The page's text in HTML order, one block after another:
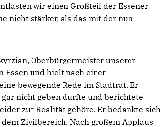
wir einen Großteil der Essener
nicht stärker, als das mit der nun
Oberbürgermeister unserer
Essen und hielt nach einer
bewegende Rede im Stadtrat. Er
nicht geben dürfte und berichtete
zur Realität gehöre. Er bedankte sich
Zivilbereich. Nach großem Applaus